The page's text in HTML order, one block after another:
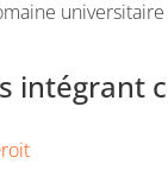
universitaire
intégrant